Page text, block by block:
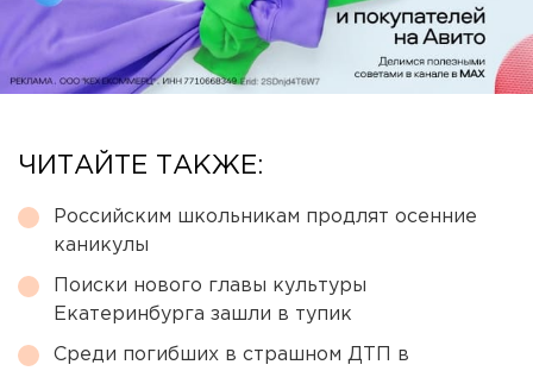
ЧИТАЙТЕ ТАКЖЕ:
Российским школьникам продлят осенние
каникулы
Поиски нового главы культуры
Екатеринбурга зашли в тупик
Среди погибших в страшном ДТП в